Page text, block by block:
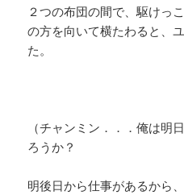
２つの布団の間で、駆けっ
の方を向いて横たわると、
た。
（チャンミン．．．俺は明
ろうか？
明後日から仕事があるから